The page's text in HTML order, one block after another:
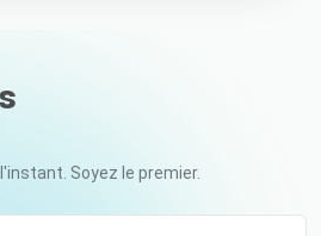
Soyez le premier.